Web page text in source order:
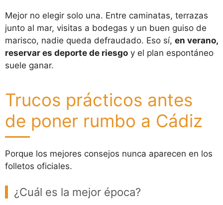
Mejor no elegir solo una. Entre caminatas, terrazas
junto al mar, visitas a bodegas y un buen guiso de
marisco, nadie queda defraudado. Eso sí, en verano,
reservar es deporte de riesgo y el plan espontáneo
suele ganar.
Trucos prácticos antes
de poner rumbo a Cádiz
Porque los mejores consejos nunca aparecen en los
folletos oficiales.
¿Cuál es la mejor época?